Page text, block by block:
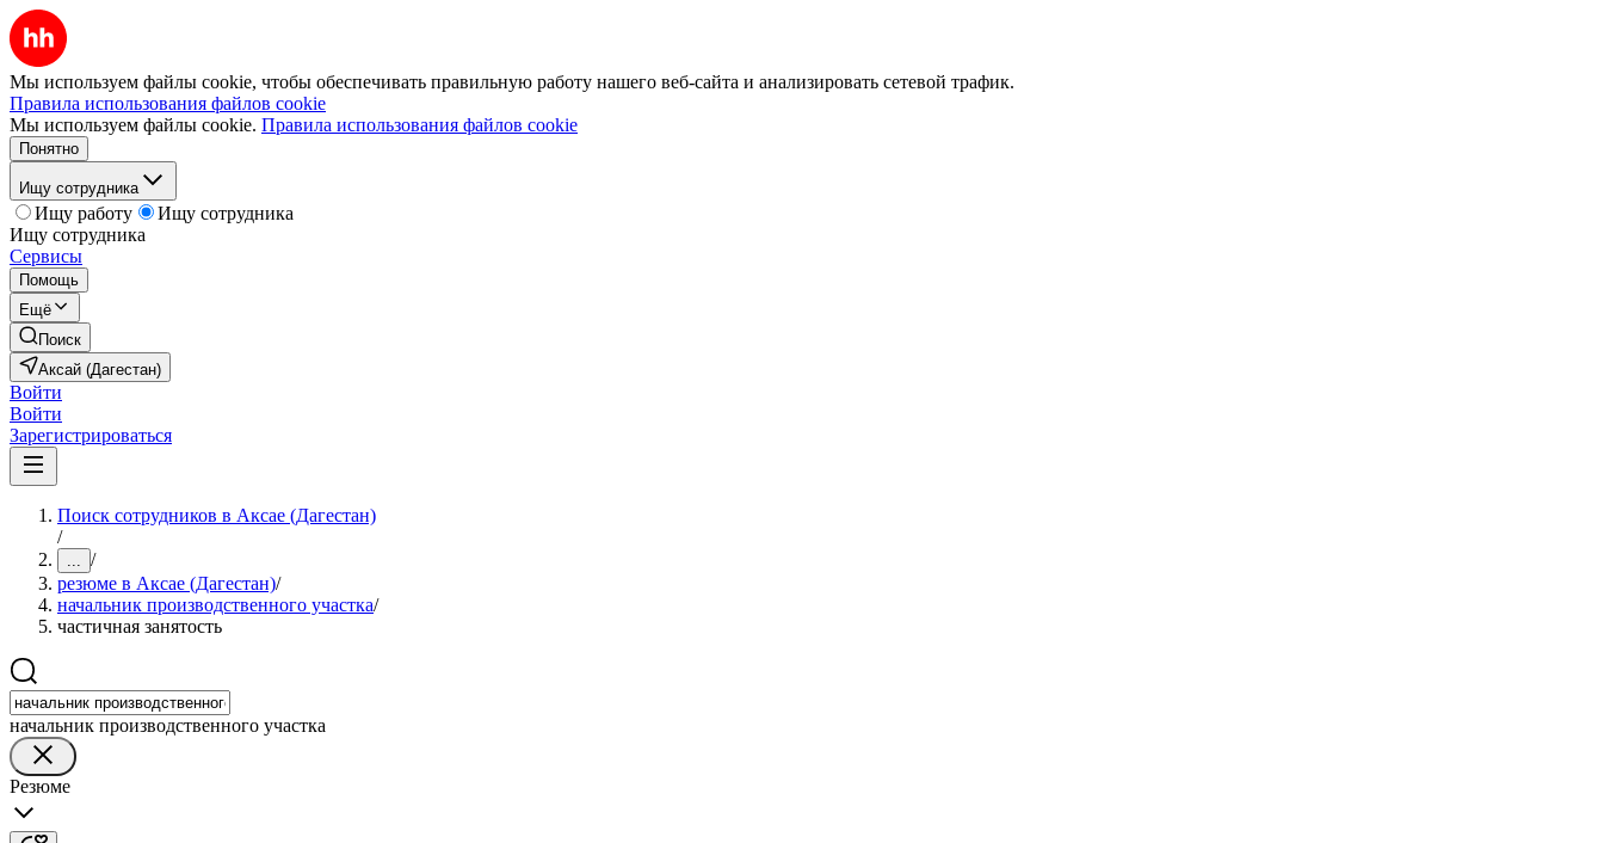
Мы используем файлы cookie, чтобы обеспечивать правильную работу нашего веб-сайта и анализировать сетевой трафик.
Правила использования файлов cookie
Мы используем файлы cookie. Правила использования файлов cookie
Понятно
Ищу сотрудника
Ищу работу
Ищу сотрудника
Ищу сотрудника
Сервисы
Помощь
Ещё
Поиск
Аксай (Дагестан)
Войти
Войти
Зарегистрироваться
Поиск сотрудников в Аксае (Дагестан)
/
... /
резюме в Аксае (Дагестан)/
начальник производственного участка/
частичная занятость
начальник производственного участка
Резюме